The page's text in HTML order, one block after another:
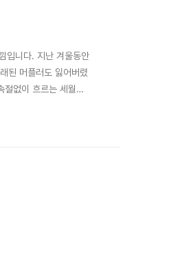
입니다. 지난 겨울동안
된 머플러도 잃어버렸
없이 흐르는 세월에